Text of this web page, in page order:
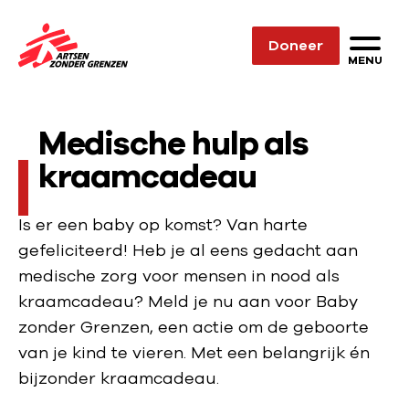
Sla navigatie over
N
d
h
o
m
e
p
a
g
e
Doneer
MENU
Medische hulp als
kraamcadeau
Is er een baby op komst? Van harte
gefeliciteerd! Heb je al eens gedacht aan
medische zorg voor mensen in nood als
kraamcadeau? Meld je nu aan voor Baby
zonder Grenzen, een actie om de geboorte
van je kind te vieren. Met een belangrijk én
bijzonder kraamcadeau.